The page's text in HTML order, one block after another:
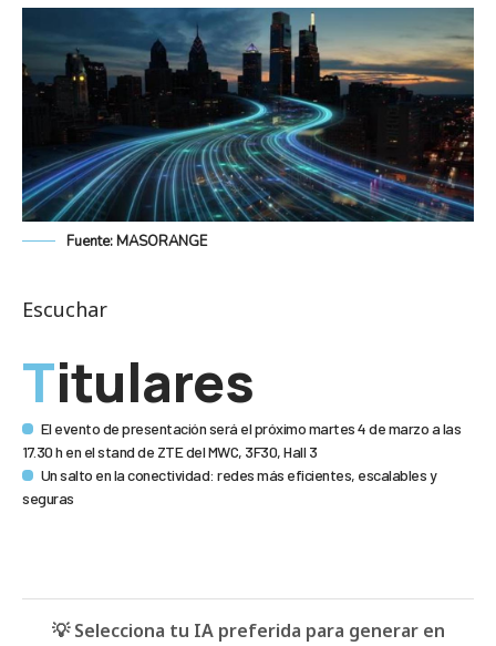
Fuente: MASORANGE
Escuchar
Titulares
El evento de presentación será el próximo martes 4 de marzo a las
17.30 h en el stand de ZTE del MWC, 3F30, Hall 3
Un salto en la conectividad: redes más eficientes, escalables y
seguras
💡 Selecciona tu IA preferida para generar en